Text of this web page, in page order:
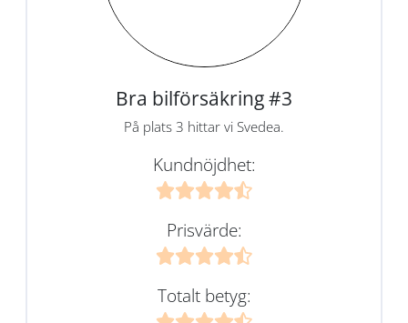
Bra bilförsäkring #3
På plats 3 hittar vi Svedea.
Kundnöjdhet:
Prisvärde:
Totalt betyg: